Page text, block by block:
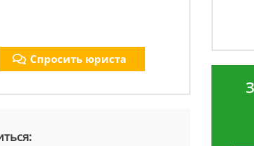
Спросить юриста